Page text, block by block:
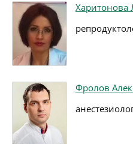
Харитонова
Фролов